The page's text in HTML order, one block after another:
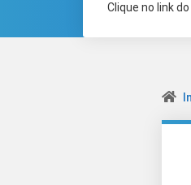
Clique no link